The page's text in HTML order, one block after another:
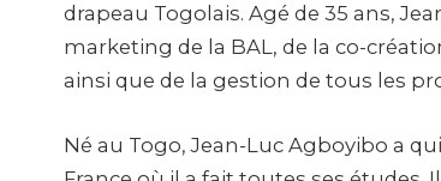
drapeau Togolais. Agé de 35 ans,
marketing de la BAL, de la co-
ainsi que de la gestion de tous les
Né au Togo, Jean-Luc Agboyibo a